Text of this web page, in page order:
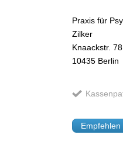
Praxis für
Zilker
Knaackstr. 78
10435 Berlin
Empfehlen